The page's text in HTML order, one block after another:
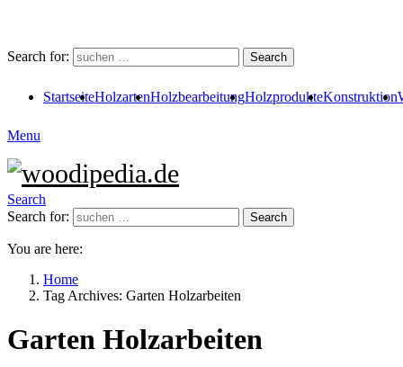
Search for: Search
StartseiteHolzartenHolzbearbeitungHolzprodukteKonstruktion
Menu
Search
Search for:
Search
You are here:
Home
Tag Archives: Garten Holzarbeiten
Garten Holzarbeiten